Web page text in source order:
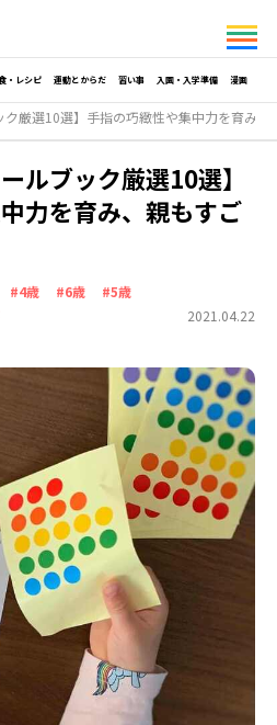
・レシピ 運動とからだ 習い事 入園・入学準備 漫画
ク厳選10選】手指の巧緻性や集中力を育み
ルブック厳選10選】
力を育み、親もすご
#4歳 #6歳
#5歳
2021.04.22